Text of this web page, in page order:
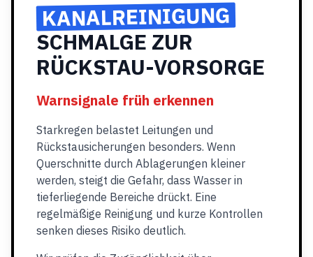
KANALREINIGUNG
SCHMALGE ZUR
RÜCKSTAU-VORSORGE
Warnsignale früh erkennen
Starkregen belastet Leitungen und
Rückstausicherungen besonders. Wenn
Querschnitte durch Ablagerungen kleiner
werden, steigt die Gefahr, dass Wasser in
tieferliegende Bereiche drückt. Eine
regelmäßige Reinigung und kurze Kontrollen
senken dieses Risiko deutlich.